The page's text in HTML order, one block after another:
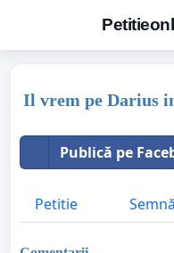
Il vrem pe Darius
Publică pe
Petitie